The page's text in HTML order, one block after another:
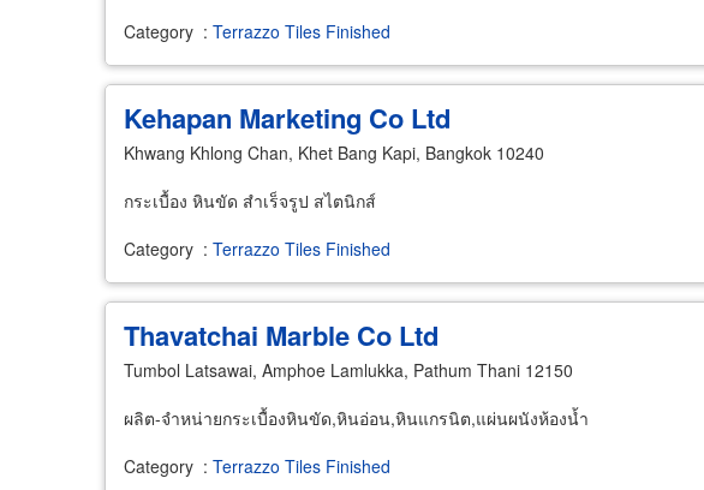
Category : Terrazzo Tiles Finished
Kehapan Marketing Co Ltd
Khwang Khlong Chan, Khet Bang Kapi, Bangkok 10240
กระเบื้อง หินขัด สำเร็จรูป สไตนิกส์
Category : Terrazzo Tiles Finished
Thavatchai Marble Co Ltd
Tumbol Latsawai, Amphoe Lamlukka, Pathum Thani 12150
ผลิต-จำหน่ายกระเบื้องหินขัด,หินอ่อน,หินแกรนิต,แผ่นผนังห้องน้ำ
Category : Terrazzo Tiles Finished